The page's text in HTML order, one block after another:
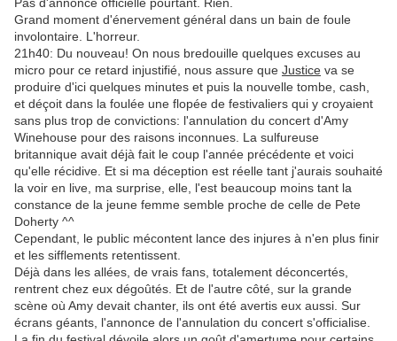
Grand moment d'énervement général dans un bain de foule
involontaire. L'horreur.
21h40: Du nouveau! On nous bredouille quelques excuses au
micro pour ce retard injustifié, nous assure que Justice va se
produire d'ici quelques minutes et puis la nouvelle tombe, cash,
et déçoit dans la foulée une flopée de festivaliers qui y croyaient
sans plus trop de convictions: l'annulation du concert d'Amy
Winehouse pour des raisons inconnues. La sulfureuse
britannique avait déjà fait le coup l'année précédente et voici
qu'elle récidive. Et si ma déception est réelle tant j'aurais souhaité
la voir en live, ma surprise, elle, l'est beaucoup moins tant la
constance de la jeune femme semble proche de celle de Pete
Doherty ^^
Cependant, le public mécontent lance des injures à n'en plus finir
et les sifflements retentissent.
Déjà dans les allées, de vrais fans, totalement déconcertés,
rentrent chez eux dégoûtés. Et de l'autre côté, sur la grande
scène où Amy devait chanter, ils ont été avertis eux aussi. Sur
écrans géants, l'annonce de l'annulation du concert s'officialise.